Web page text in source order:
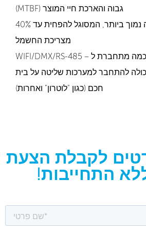
גבוה והארכת חיי המוצר (MTBF)
מתח הפעלה נמוך ביותר, המסוגל להפחית עד 40%
מצריכת החשמל
הזכוכית החכמה מתחברת ל – WIFI/DMX/RS-485
להתחבר למערכות שליטה על בית
חכם (כגון "לוטרון" ואחרות)
לקבלת הצעת
התחייבות!